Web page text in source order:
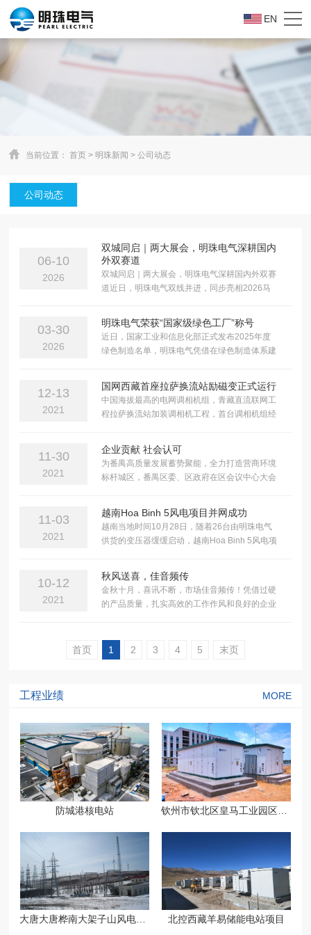
EN
当前位置：首页 > 明珠新闻 >公司动态
公司动态
06-10
2026
双城同启｜两大展会，明珠电气深耕国内
外双赛道
双城同启｜两大展会，明珠电气深耕国内外双赛
道近日，明珠电气双线并进，同步亮相2026马
03-30
2026
明珠电气荣获“国家级绿色工厂”称号
近日，国家工业和信息化部正式发布2025年度
绿色制造名单，明珠电气凭借在绿色制造体系建
12-13
2021
国网西藏首座拉萨换流站励磁变正式运行
中国海拔最高的电网调相机组，青藏直流联网工
程拉萨换流站加装调相机工程，首台调相机组经
11-30
2021
企业贡献 社会认可
为番禺高质量发展蓄势聚能，全力打造营商环境
标杆城区，番禺区委、区政府在区会议中心大会
11-03
2021
越南Hoa Binh 5风电项目并网成功
越南当地时间10月28日，随着26台由明珠电气
供货的变压器缓缓启动，越南Hoa Binh 5风电项
10-12
2021
秋风送喜，佳音频传
金秋十月，喜讯不断，市场佳音频传！凭借过硬
的产品质量，扎实高效的工作作风和良好的企业
首页 1 2 3 4 5 末页
工程业绩 MORE
防城港核电站 钦州市钦北区皇马工业园区管委会
大唐大唐桦南大架子山风电场二期工程 北控西藏羊易储能电站项目